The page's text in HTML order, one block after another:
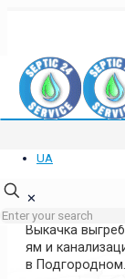
Отзывы клиентов о
Политика
UA
✕
Выкачка
ям и
в Подгородном.